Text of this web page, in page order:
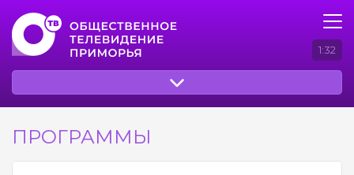
1:32
ПРОГРАММЫ